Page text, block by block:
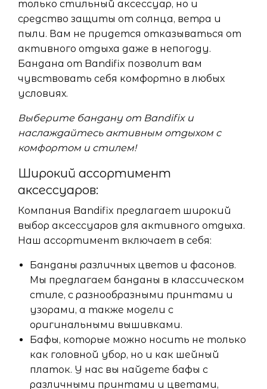
только стильный аксессуар, но и
средство защиты от солнца, ветра и
пыли. Вам не придется отказываться от
активного отдыха даже в непогоду.
Бандана от Bandifix позволит вам
чувствовать себя комфортно в любых
условиях.
Выберите бандану от Bandifix и
наслаждайтесь активным отдыхом с
комфортом и стилем!
Широкий ассортимент
аксессуаров:
Компания Bandifix предлагает широкий
выбор аксессуаров для активного отдыха.
Наш ассортимент включает в себя:
Банданы различных цветов и фасонов.
Мы предлагаем банданы в классическом
стиле, с разнообразными принтами и
узорами, а также модели с
оригинальными вышивками.
Бафы, которые можно носить не только
как головной убор, но и как шейный
платок. У нас вы найдете бафы с
различными принтами и цветами,